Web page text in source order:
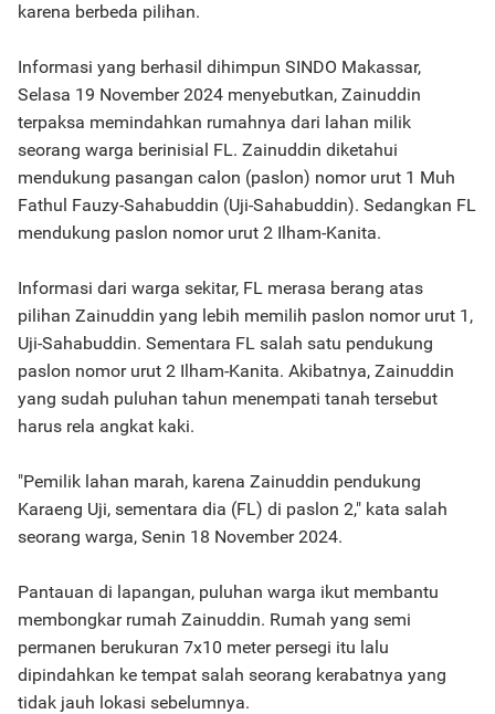
karena berbeda pilihan.
Informasi yang berhasil dihimpun SINDO Makassar,
Selasa 19 November 2024 menyebutkan, Zainuddin
terpaksa memindahkan rumahnya dari lahan milik
seorang warga berinisial FL. Zainuddin diketahui
mendukung pasangan calon (paslon) nomor urut 1 Muh
Fathul Fauzy-Sahabuddin (Uji-Sahabuddin). Sedangkan FL
mendukung paslon nomor urut 2 Ilham-Kanita.
Informasi dari warga sekitar, FL merasa berang atas
pilihan Zainuddin yang lebih memilih paslon nomor urut 1,
Uji-Sahabuddin. Sementara FL salah satu pendukung
paslon nomor urut 2 Ilham-Kanita. Akibatnya, Zainuddin
yang sudah puluhan tahun menempati tanah tersebut
harus rela angkat kaki.
"Pemilik lahan marah, karena Zainuddin pendukung
Karaeng Uji, sementara dia (FL) di paslon 2," kata salah
seorang warga, Senin 18 November 2024.
Pantauan di lapangan, puluhan warga ikut membantu
membongkar rumah Zainuddin. Rumah yang semi
permanen berukuran 7x10 meter persegi itu lalu
dipindahkan ke tempat salah seorang kerabatnya yang
tidak jauh lokasi sebelumnya.